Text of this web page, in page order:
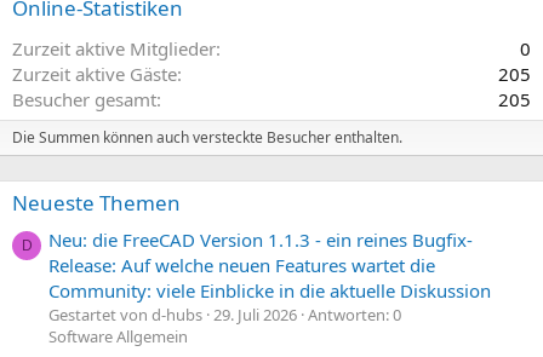
i
m
m
i
m
m
Online-Statistiken
Zurzeit aktive Mitglieder
0
Zurzeit aktive Gäste
205
Besucher gesamt
205
Die Summen können auch versteckte Besucher enthalten.
Neueste Themen
D
Neu: die FreeCAD Version 1.1.3 - ein reines Bugfix-
Release: Auf welche neuen Features wartet die
Community: viele Einblicke in die aktuelle Diskussion
Gestartet von d-hubs 29. Juli 2026 Antworten: 0
Software Allgemein